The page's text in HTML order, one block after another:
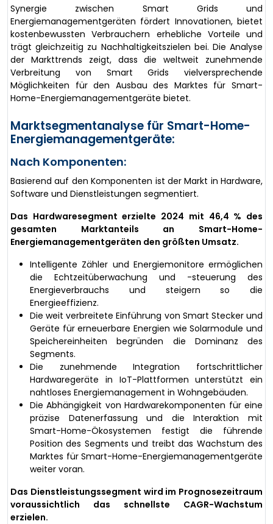
Synergie zwischen Smart Grids und
Energiemanagementgeräten fördert Innovationen, bietet
kostenbewussten Verbrauchern erhebliche Vorteile und
trägt gleichzeitig zu Nachhaltigkeitszielen bei. Die Analyse
der Markttrends zeigt, dass die weltweit zunehmende
Verbreitung von Smart Grids vielversprechende
Möglichkeiten für den Ausbau des Marktes für Smart-
Home-Energiemanagementgeräte bietet.
Marktsegmentanalyse für Smart-Home-
Energiemanagementgeräte:
Nach Komponenten:
Basierend auf den Komponenten ist der Markt in Hardware,
Software und Dienstleistungen segmentiert.
Das Hardwaresegment erzielte 2024 mit 46,4 % des
gesamten Marktanteils an Smart-Home-
Energiemanagementgeräten den größten Umsatz.
Intelligente Zähler und Energiemonitore ermöglichen
die Echtzeitüberwachung und -steuerung des
Energieverbrauchs und steigern so die
Energieeffizienz.
Die weit verbreitete Einführung von Smart Stecker und
Geräte für erneuerbare Energien wie Solarmodule und
Speichereinheiten begründen die Dominanz des
Segments.
Die zunehmende Integration fortschrittlicher
Hardwaregeräte in IoT-Plattformen unterstützt ein
nahtloses Energiemanagement in Wohngebäuden.
Die Abhängigkeit von Hardwarekomponenten für eine
präzise Datenerfassung und die Interaktion mit
Smart-Home-Ökosystemen festigt die führende
Position des Segments und treibt das Wachstum des
Marktes für Smart-Home-Energiemanagementgeräte
weiter voran.
Das Dienstleistungssegment wird im Prognosezeitraum
voraussichtlich das schnellste CAGR-Wachstum
erzielen.